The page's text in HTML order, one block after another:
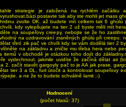
tahle strategie je založená na rychlém začátku
vyrushovat.bázi postavte tak aby ste mohli jet mass
hrdinu zvolte DK. až budete mít celkem tak 6
chvíli, kdy vylepšujete na tier 2 už byste měli mít
děte na soupeřovy creepy. nebojte se že ho
na uzdravování zraněných ghúlú při creepu.
třetí zik pač ve chvíli kdy se vám dodělá tier 2
na základnu a zničte mu třeba hera nebo
v obchodě je otázkou toho dojít do
vydechnout. jakmile uvidíte že začíná dělat air
2. začít stavět gargoyly pač to je AA jak prase.
tier 3 a DL, furt útočit a kontrolovat soupeřovy
a ne že to budete schválně lamit ;-)
Hodnocení
(počet hlasů: 37)